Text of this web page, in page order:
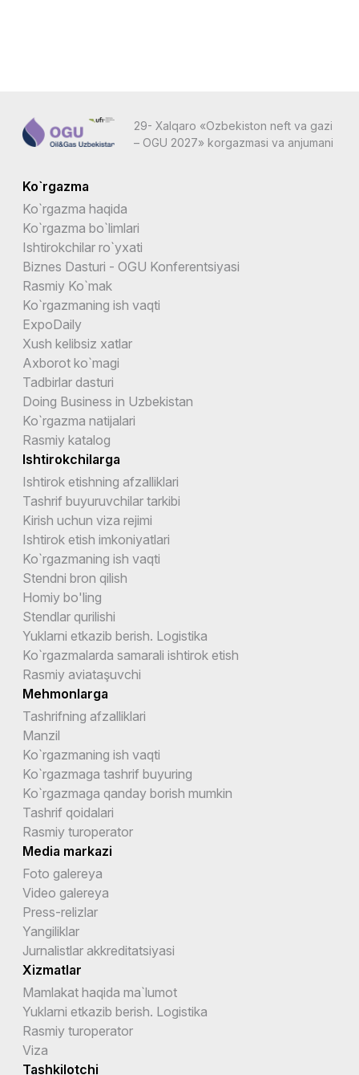
29- Xalqaro «Ozbekiston neft va gazi
– OGU 2027» korgazmasi va anjumani
Ko`rgazma
Ko`rgazma haqida
Ko`rgazma bo`limlari
Ishtirokchilar ro`yxati
Biznes Dasturi - OGU Konferentsiyasi
Rasmiy Ko`mak
Ko`rgazmaning ish vaqti
ExpoDaily
Xush kelibsiz xatlar
Axborot ko`magi
Tadbirlar dasturi
Doing Business in Uzbekistan
Ko`rgazma natijalari
Rasmiy katalog
Ishtirokchilarga
Ishtirok etishning afzalliklari
Tashrif buyuruvchilar tarkibi
Kirish uchun viza rejimi
Ishtirok etish imkoniyatlari
Ko`rgazmaning ish vaqti
Stendni bron qilish
Homiy bo'ling
Stendlar qurilishi
Yuklarni etkazib berish. Logistika
Ko`rgazmalarda samarali ishtirok etish
Rasmiy aviataşuvchi
Mehmonlarga
Tashrifning afzalliklari
Manzil
Ko`rgazmaning ish vaqti
Ko`rgazmaga tashrif buyuring
Ko`rgazmaga qanday borish mumkin
Tashrif qoidalari
Rasmiy turoperator
Media markazi
Foto galereya
Video galereya
Press-relizlar
Yangiliklar
Jurnalistlar akkreditatsiyasi
Xizmatlar
Mamlakat haqida ma`lumot
Yuklarni etkazib berish. Logistika
Rasmiy turoperator
Viza
Tashkilotchi